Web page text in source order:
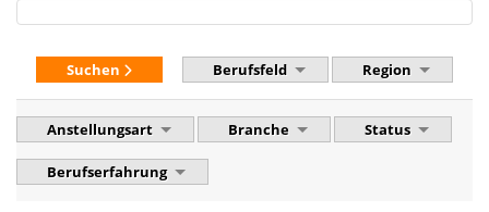
Suchen Berufsfeld Region
Anstellungsart Branche Status
Berufserfahrung